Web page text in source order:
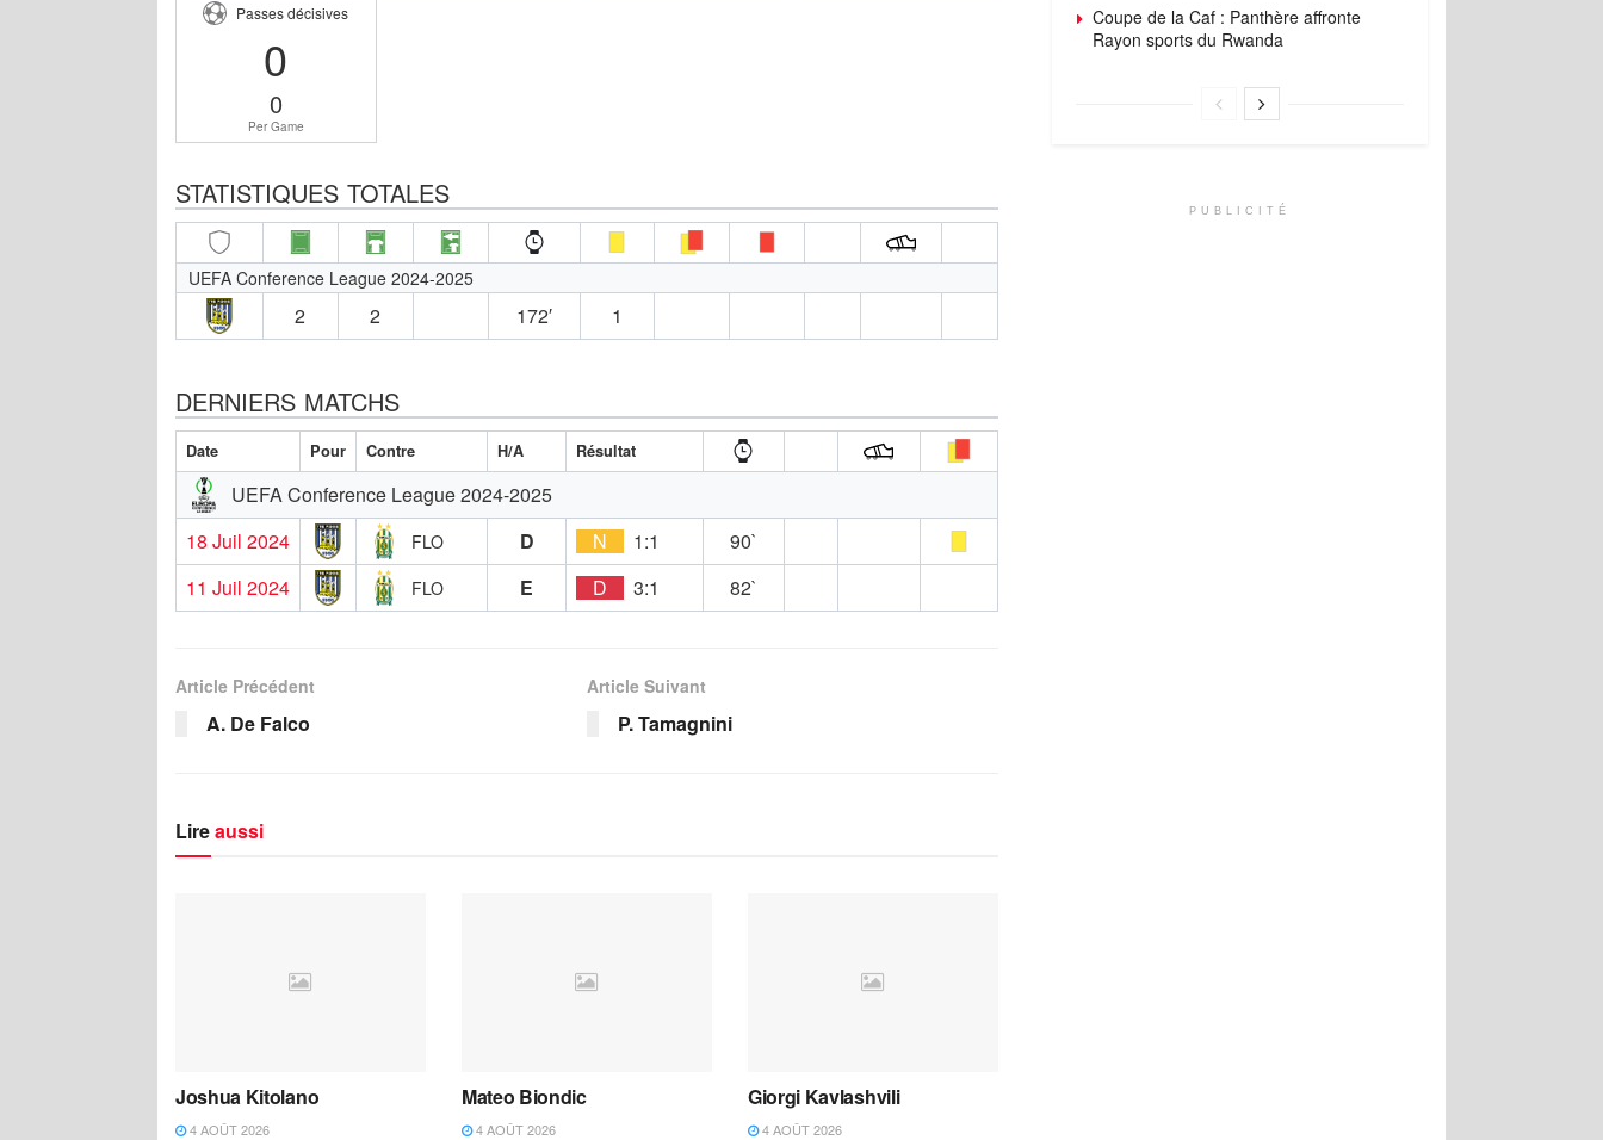
Passes décisives
0
0
Per Game
STATISTIQUES TOTALES
UEFA Conference League 2024-2025
2 2 172′ 1
DERNIERS MATCHS
Date Pour Contre H/A Résultat
UEFA Conference League 2024-2025
18 Juil 2024
FLO D N 1:1
90`
11 Juil 2024
FLO E D 3:1 82`
Article Précédent
A. De Falco
Article Suivant
P. Tamagnini
Lireaussi
Joshua Kitolano
4 AOÛT 2026
Mateo Biondic
4 AOÛT 2026
Giorgi Kavlashvili
4 AOÛT 2026
Coupe de la Caf : Panthère affronte
Rayon sports du Rwanda
PUBLICITÉ